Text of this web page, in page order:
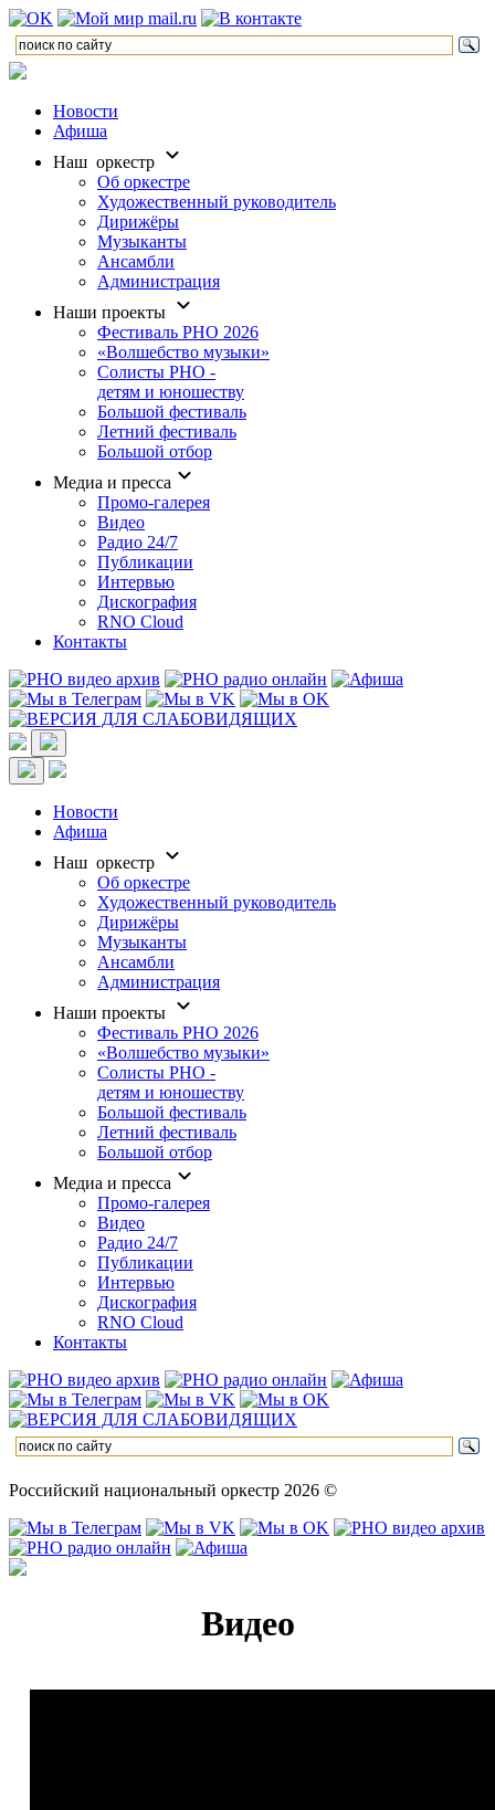
Новости
Афиша
Наш оркестр
Об оркестре
Художественный руководитель
Дирижёры
Музыканты
Ансамбли
Администрация
Наши проекты
Фестиваль РНО 2026
«Волшебство музыки»
Солисты РНО -
детям и юношеству
Большой фестиваль
Летний фестиваль
Большой отбор
Медиа и пресса
Промо-галерея
Видео
Радио 24/7
Публикации
Интервью
Дискография
RNO Cloud
Контакты
Новости
Афиша
Наш оркестр
Об оркестре
Художественный руководитель
Дирижёры
Музыканты
Ансамбли
Администрация
Наши проекты
Фестиваль РНО 2026
«Волшебство музыки»
Солисты РНО -
детям и юношеству
Большой фестиваль
Летний фестиваль
Большой отбор
Медиа и пресса
Промо-галерея
Видео
Радио 24/7
Публикации
Интервью
Дискография
RNO Cloud
Контакты
Российский национальный оркестр 2026 ©
Видео